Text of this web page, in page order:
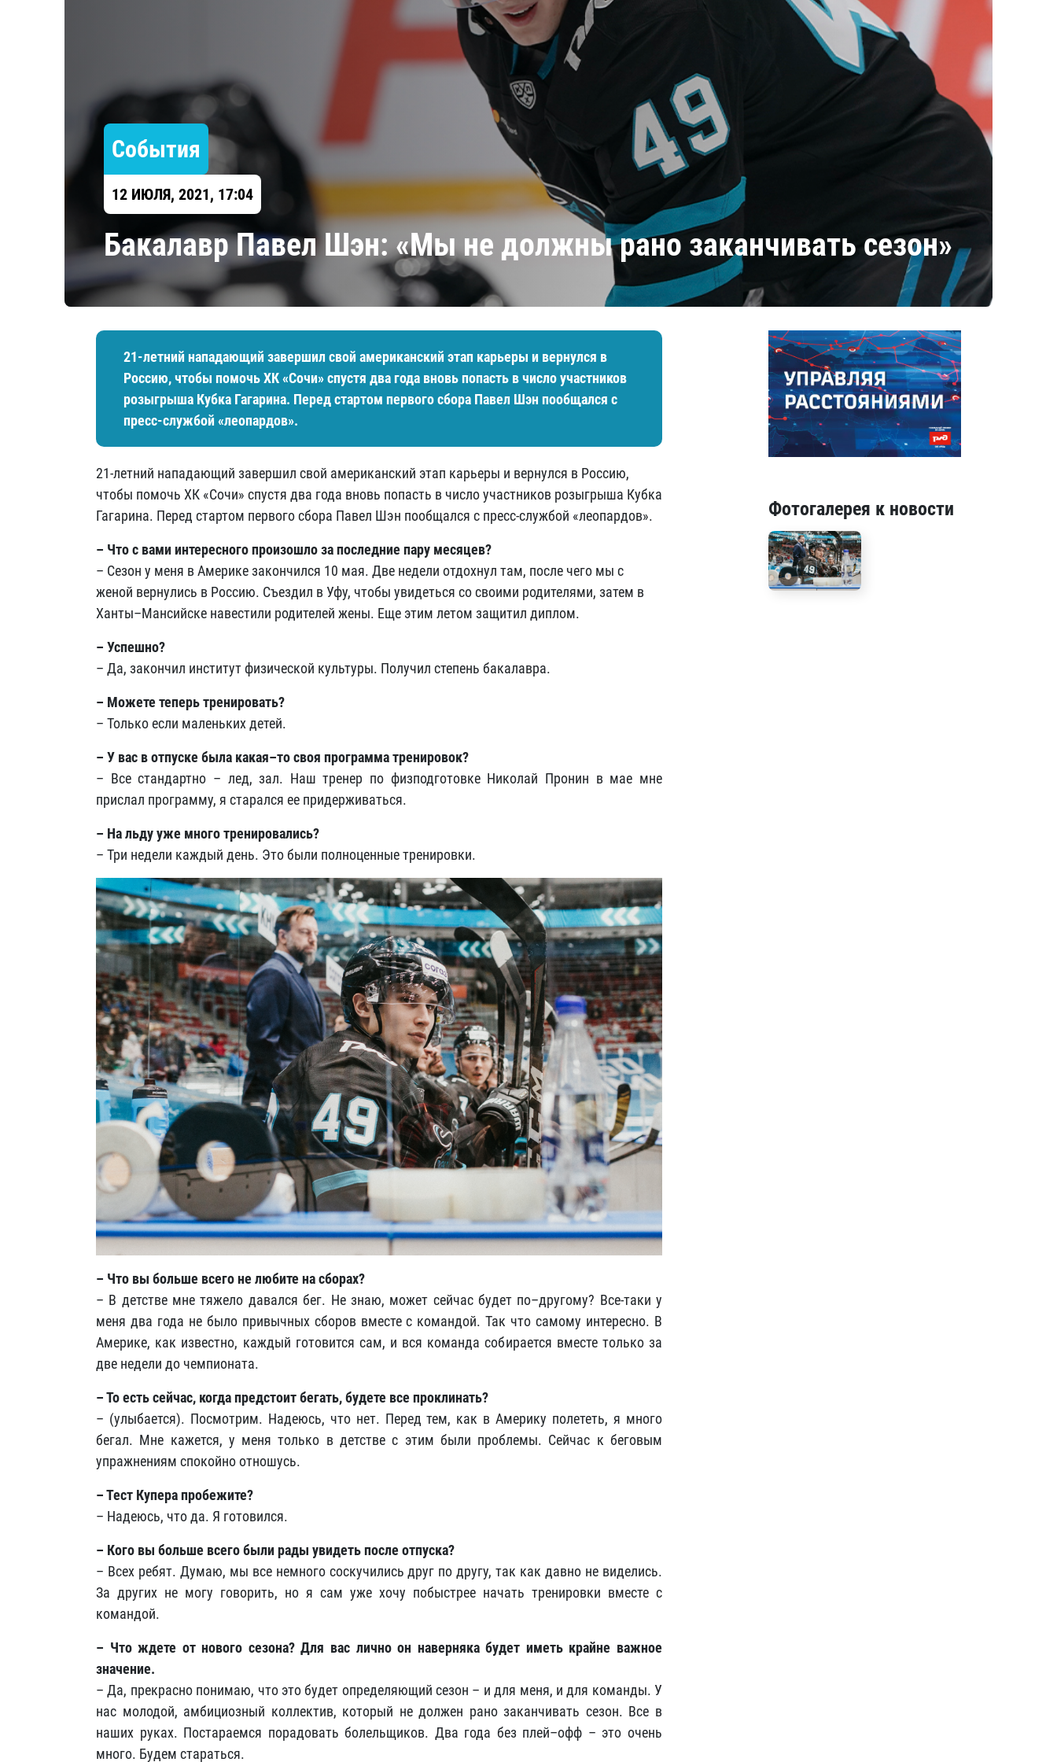
Шанхайские Драконы
Барыс
Салават Юлаев
События
12 ИЮЛЯ, 2021, 17:04
​Бакалавр Павел Шэн: «Мы не должны рано заканчивать сезон»
21-летний нападающий завершил свой американский этап карьеры и вернулся в
Россию, чтобы помочь ХК «Сочи» спустя два года вновь попасть в число участников
розыгрыша Кубка Гагарина. Перед стартом первого сбора Павел Шэн пообщался с
пресс-службой «леопардов».
21-летний нападающий завершил свой американский этап карьеры и вернулся в Россию,
чтобы помочь ХК «Сочи» спустя два года вновь попасть в число участников розыгрыша Кубка
Гагарина. Перед стартом первого сбора Павел Шэн пообщался с пресс-службой «леопардов».
– Что с вами интересного произошло за последние пару месяцев?
– Сезон у меня в Америке закончился 10 мая. Две недели отдохнул там, после чего мы с
женой вернулись в Россию. Съездил в Уфу, чтобы увидеться со своими родителями, затем в
Ханты–Мансийске навестили родителей жены. Еще этим летом защитил диплом.
– Успешно?
– Да, закончил институт физической культуры. Получил степень бакалавра.
– Можете теперь тренировать?
– Только если маленьких детей.
– У вас в отпуске была какая–то своя программа тренировок?
– Все стандартно – лед, зал. Наш тренер по физподготовке Николай Пронин в мае мне
прислал программу, я старался ее придерживаться.
– На льду уже много тренировались?
– Три недели каждый день. Это были полноценные тренировки.
– Что вы больше всего не любите на сборах?
– В детстве мне тяжело давался бег. Не знаю, может сейчас будет по–другому? Все-таки у
меня два года не было привычных сборов вместе с командой. Так что самому интересно. В
Америке, как известно, каждый готовится сам, и вся команда собирается вместе только за
две недели до чемпионата.
– То есть сейчас, когда предстоит бегать, будете все проклинать?
– (улыбается). Посмотрим. Надеюсь, что нет. Перед тем, как в Америку полететь, я много
бегал. Мне кажется, у меня только в детстве с этим были проблемы. Сейчас к беговым
упражнениям спокойно отношусь.
– Тест Купера пробежите?
– Надеюсь, что да. Я готовился.
– Кого вы больше всего были рады увидеть после отпуска?
– Всех ребят. Думаю, мы все немного соскучились друг по другу, так как давно не виделись.
За других не могу говорить, но я сам уже хочу побыстрее начать тренировки вместе с
командой.
– Что ждете от нового сезона? Для вас лично он наверняка будет иметь крайне важное
значение.
– Да, прекрасно понимаю, что это будет определяющий сезон – и для меня, и для команды. У
нас молодой, амбициозный коллектив, который не должен рано заканчивать сезон. Все в
наших руках. Постараемся порадовать болельщиков. Два года без плей–офф – это очень
много. Будем стараться.
Фотогалерея к новости